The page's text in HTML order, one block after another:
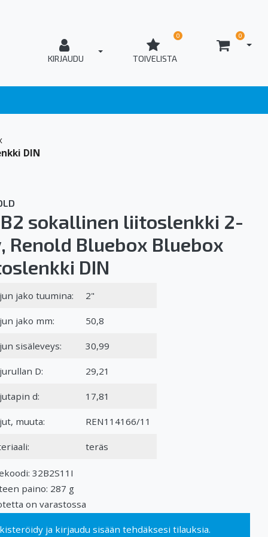
KIRJAUDU
T_OPEN_LOGIN
TOIVELISTA
0 0
DIN
sokallinen liitoslenkki 2-
Renold Bluebox Bluebox
DIN
jako tuumina: 2"
jako mm: 50,8
sisäleveys: 30,99
D: 29,21
d: 17,81
muuta: REN114166/11
teräs
32B2S11I
paino: 287 g
on varastossa
ja kirjaudu sisään tehdäksesi tilauksia.